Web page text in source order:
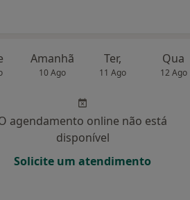
Amanhã
10 Ago
Ter,
11 Ago
Qua
12 Ago
agendamento online não está
disponível
Solicite um atendimento